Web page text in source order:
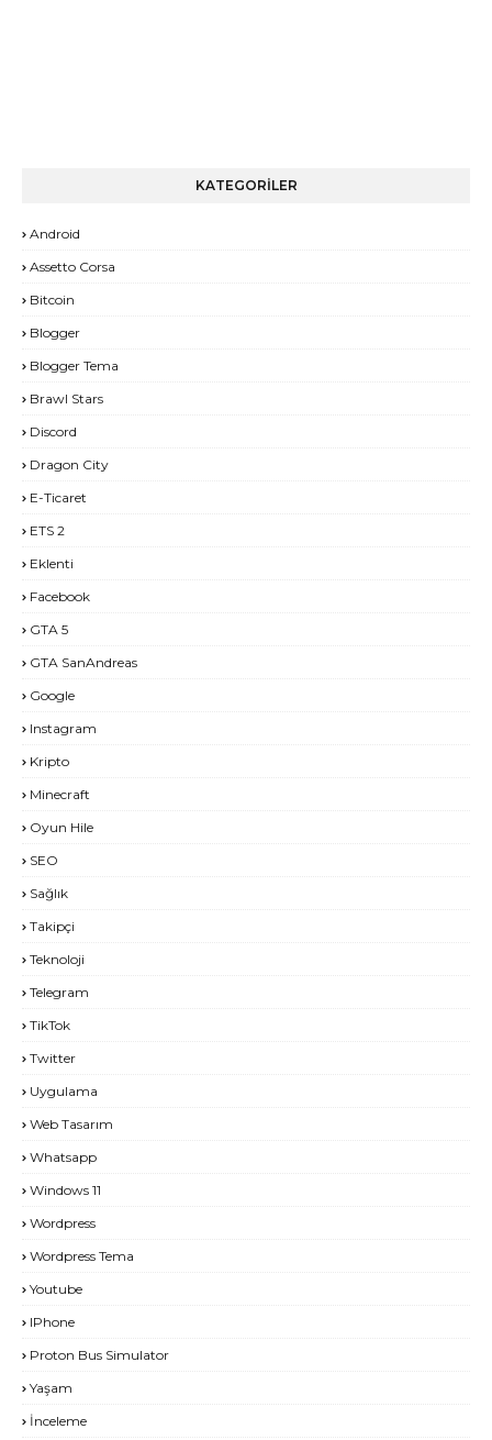
KATEGORİLER
Android
Assetto Corsa
Bitcoin
Blogger
Blogger Tema
Brawl Stars
Discord
Dragon City
E-Ticaret
ETS 2
Eklenti
Facebook
GTA 5
GTA SanAndreas
Google
Instagram
Kripto
Minecraft
Oyun Hile
SEO
Sağlık
Takipçi
Teknoloji
Telegram
TikTok
Twitter
Uygulama
Web Tasarım
Whatsapp
Windows 11
Wordpress
Wordpress Tema
Youtube
IPhone
Proton Bus Simulator
Yaşam
İnceleme